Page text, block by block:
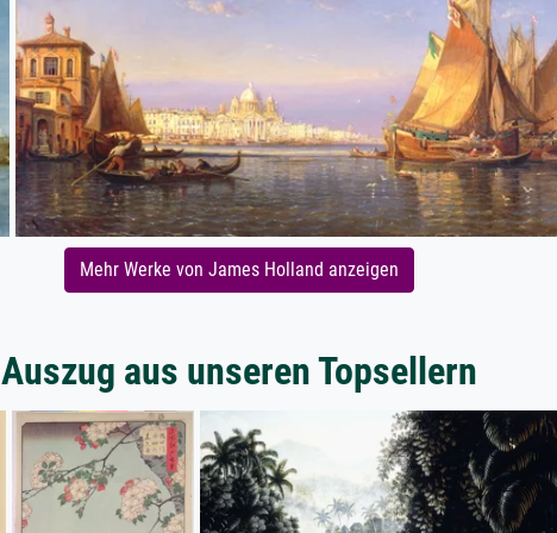
Mehr Werke von James Holland anzeigen
Auszug aus unseren Topsellern